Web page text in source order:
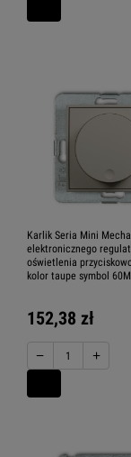
Karlik Seria Mini
elektronicznego
oświetlenia
kolor taupe symbol
152,38 zł
− +